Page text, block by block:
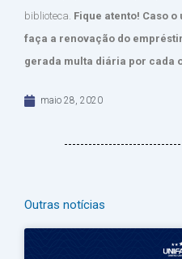
biblioteca. Fique atento! Caso o
faça a renovação do
gerada multa diária por cada
maio 28, 2020
Outras notícias